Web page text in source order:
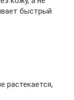
быстрый
растекается,